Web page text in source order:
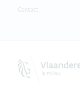
Contact